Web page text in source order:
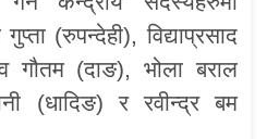
(रुपन्देही), विद्याप्रसाद
गौतम (दाङ), भोला बराल
(धादिङ) र रवीन्द्र बम